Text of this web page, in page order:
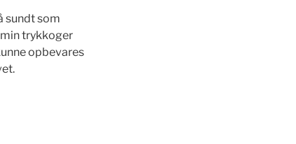
sundt som
trykkoger
opbevares